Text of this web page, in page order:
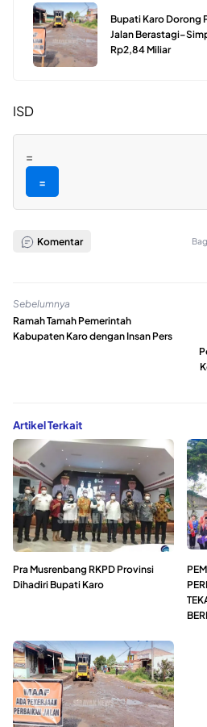
Bupati Karo Dorong
Jalan
Rp2,84 Miliar
ISD
=
=
Komentar
Sebelumnya
Ramah Tamah Pemerintah
Kabupaten Karo dengan Insan Pers
Artikel Terkait
Pra Musrenbang RKPD Provinsi
Dihadiri Bupati Karo